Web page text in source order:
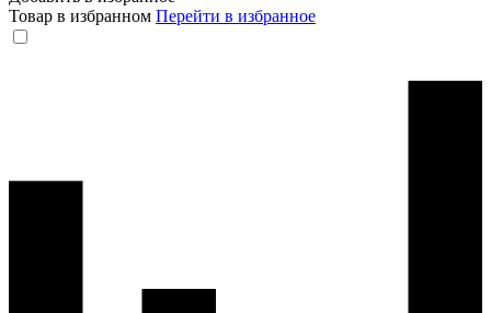
Товар в избранном Перейти в избранное